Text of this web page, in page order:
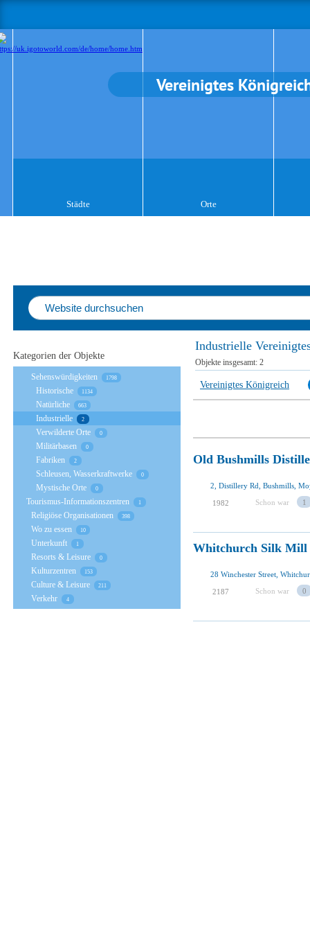
Vereinigtes
Städte Orte
Industrielle
Objekte insgesamt: 2
Vereinigtes Königreich
Old Bushmills
2, Distillery Rd, Bushmills,
1982 Schon war 1
Whitchurch Silk Mill
2187 Schon war 0
Kategorien der Objekte
Sehenswürdigkeiten 1798
Historische 1134
Natürliche 663
Industrielle 2
Verwilderte Orte 0
Militärbasen 0
Fabriken 2
Schleusen, Wasserkraftwerke 0
Mystische Orte 0
Tourismus-Informationszentren 1
Religiöse Organisationen 398
Wo zu essen 10
Unterkunft 1
Resorts & Leisure 0
Kulturzentren 153
Culture & Leisure 211
Verkehr 4